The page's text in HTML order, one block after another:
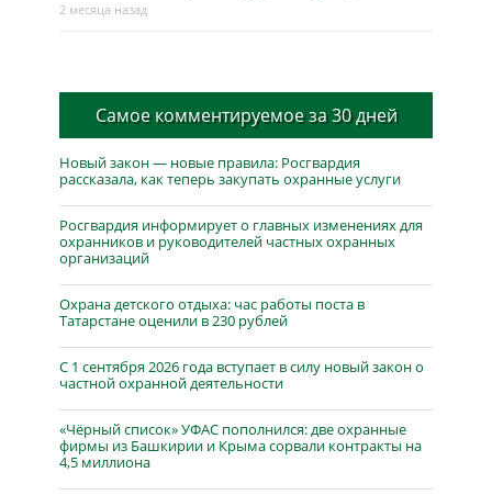
2 месяца назад
Самое комментируемое за 30 дней
Новый закон — новые правила: Росгвардия
рассказала, как теперь закупать охранные услуги
Росгвардия информирует о главных изменениях для
охранников и руководителей частных охранных
организаций
Охрана детского отдыха: час работы поста в
Татарстане оценили в 230 рублей
С 1 сентября 2026 года вступает в силу новый закон о
частной охранной деятельности
«Чёрный список» УФАС пополнился: две охранные
фирмы из Башкирии и Крыма сорвали контракты на
4,5 миллиона